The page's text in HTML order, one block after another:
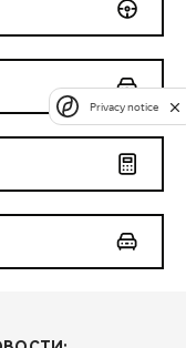
Privacy notice